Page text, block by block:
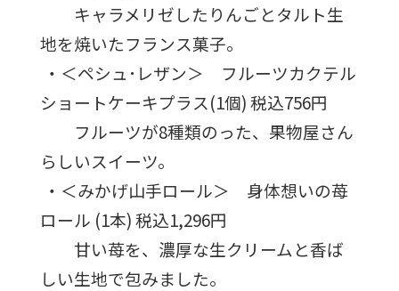
キャラメリゼしたりんごとタルト生
地を焼いたフランス菓子。
・＜ペシュ･レザン＞ フルーツカクテル
ショートケーキプラス(1個) 税込756円
フルーツが8種類のった、果物屋さん
らしいスイーツ。
・＜みかげ山手ロール＞ 身体想いの苺
ロール (1本) 税込1,296円
甘い苺を、濃厚な生クリームと香ば
しい生地で包みました。